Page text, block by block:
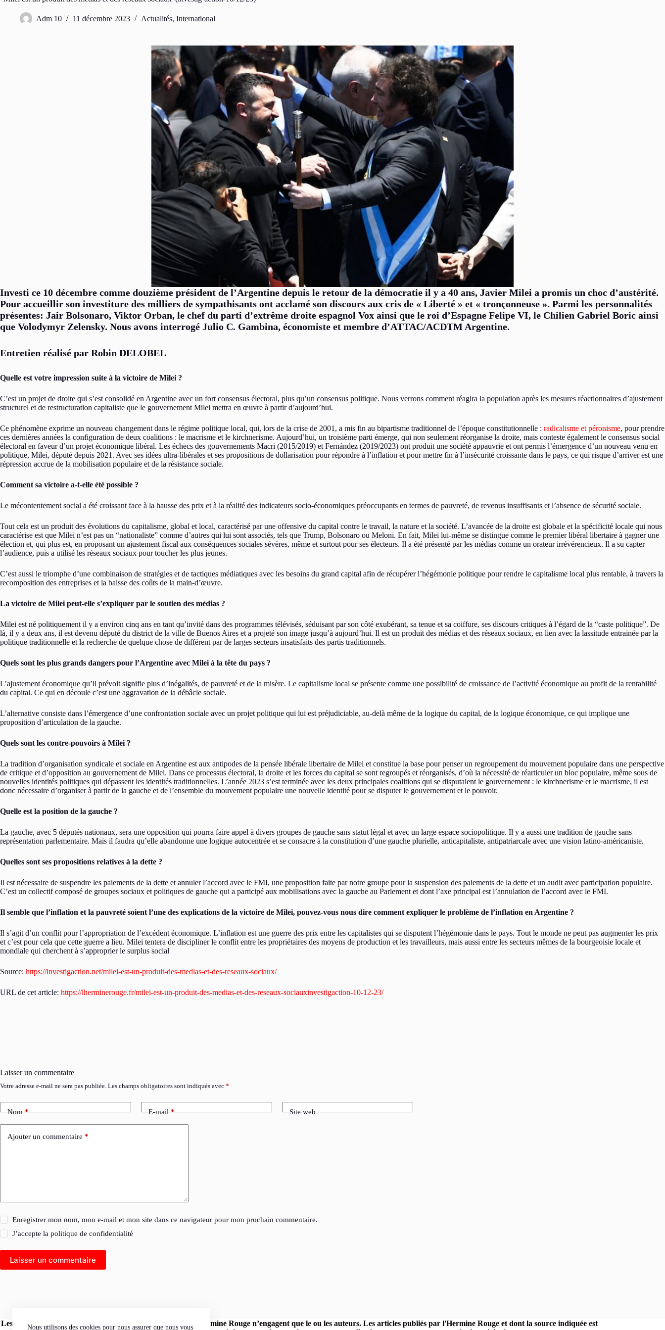
Nous utilisons des cookies pour nous assurer que nous vous
Adm 10 11 décembre 2023 Actualités, International
Investi ce 10 décembre comme douzième président de l’Argentine depuis le retour de la démocratie il y a 40 ans, Javier Milei a promis un choc d’austérité.
Pour accueillir son investiture des milliers de sympathisants ont acclamé son discours aux cris de « Liberté » et « tronçonneuse ». Parmi les personnalités
présentes: Jair Bolsonaro, Viktor Orban, le chef du parti d’extrême droite espagnol Vox ainsi que le roi d’Espagne Felipe VI, le Chilien Gabriel Boric ainsi
que Volodymyr Zelensky. Nous avons interrogé Julio C. Gambina, économiste et membre d’ATTAC/ACDTM Argentine.
Entretien réalisé par Robin DELOBEL
Quelle est votre impression suite à la victoire de Milei ?
C’est un projet de droite qui s’est consolidé en Argentine avec un fort consensus électoral, plus qu’un consensus politique. Nous verrons comment réagira la population après les mesures réactionnaires d’ajustement
structurel et de restructuration capitaliste que le gouvernement Milei mettra en œuvre à partir d’aujourd’hui.
Ce phénomène exprime un nouveau changement dans le régime politique local, qui, lors de la crise de 2001, a mis fin au bipartisme traditionnel de l’époque constitutionnelle : radicalisme et péronisme, pour prendre
ces dernières années la configuration de deux coalitions : le macrisme et le kirchnerisme. Aujourd’hui, un troisième parti émerge, qui non seulement réorganise la droite, mais conteste également le consensus social
électoral en faveur d’un projet économique libéral. Les échecs des gouvernements Macri (2015/2019) et Fernández (2019/2023) ont produit une société appauvrie et ont permis l’émergence d’un nouveau venu en
politique, Milei, député depuis 2021. Avec ses idées ultra-libérales et ses propositions de dollarisation pour répondre à l’inflation et pour mettre fin à l’insécurité croissante dans le pays, ce qui risque d’arriver est une
répression accrue de la mobilisation populaire et de la résistance sociale.
Comment sa victoire a-t-elle été possible ?
Le mécontentement social a été croissant face à la hausse des prix et à la réalité des indicateurs socio-économiques préoccupants en termes de pauvreté, de revenus insuffisants et l’absence de sécurité sociale.
Tout cela est un produit des évolutions du capitalisme, global et local, caractérisé par une offensive du capital contre le travail, la nature et la société. L’avancée de la droite est globale et la spécificité locale qui nous
caractérise est que Milei n’est pas un “nationaliste” comme d’autres qui lui sont associés, tels que Trump, Bolsonaro ou Meloni. En fait, Milei lui-même se distingue comme le premier libéral libertaire à gagner une
élection et, qui plus est, en proposant un ajustement fiscal aux conséquences sociales sévères, même et surtout pour ses électeurs. Il a été présenté par les médias comme un orateur irrévérencieux. Il a su capter
l’audience, puis a utilisé les réseaux sociaux pour toucher les plus jeunes.
C’est aussi le triomphe d’une combinaison de stratégies et de tactiques médiatiques avec les besoins du grand capital afin de récupérer l’hégémonie politique pour rendre le capitalisme local plus rentable, à travers la
recomposition des entreprises et la baisse des coûts de la main-d’œuvre.
La victoire de Milei peut-elle s’expliquer par le soutien des médias ?
Milei est né politiquement il y a environ cinq ans en tant qu’invité dans des programmes télévisés, séduisant par son côté exubérant, sa tenue et sa coiffure, ses discours critiques à l’égard de la “caste politique”. De
là, il y a deux ans, il est devenu député du district de la ville de Buenos Aires et a projeté son image jusqu’à aujourd’hui. Il est un produit des médias et des réseaux sociaux, en lien avec la lassitude entrainée par la
politique traditionnelle et la recherche de quelque chose de différent par de larges secteurs insatisfaits des partis traditionnels.
Quels sont les plus grands dangers pour l’Argentine avec Milei à la tête du pays ?
L’ajustement économique qu’il prévoit signifie plus d’inégalités, de pauvreté et de la misère. Le capitalisme local se présente comme une possibilité de croissance de l’activité économique au profit de la rentabilité
du capital. Ce qui en découle c’est une aggravation de la débâcle sociale.
L’alternative consiste dans l’émergence d’une confrontation sociale avec un projet politique qui lui est préjudiciable, au-delà même de la logique du capital, de la logique économique, ce qui implique une
proposition d’articulation de la gauche.
Quels sont les contre-pouvoirs à Milei ?
La tradition d’organisation syndicale et sociale en Argentine est aux antipodes de la pensée libérale libertaire de Milei et constitue la base pour penser un regroupement du mouvement populaire dans une perspective
de critique et d’opposition au gouvernement de Milei. Dans ce processus électoral, la droite et les forces du capital se sont regroupés et réorganisés, d’où la nécessité de réarticuler un bloc populaire, même sous de
nouvelles identités politiques qui dépassent les identités traditionnelles. L’année 2023 s’est terminée avec les deux principales coalitions qui se disputaient le gouvernement : le kirchnerisme et le macrisme, il est
donc nécessaire d’organiser à partir de la gauche et de l’ensemble du mouvement populaire une nouvelle identité pour se disputer le gouvernement et le pouvoir.
Quelle est la position de la gauche ?
La gauche, avec 5 députés nationaux, sera une opposition qui pourra faire appel à divers groupes de gauche sans statut légal et avec un large espace sociopolitique. Il y a aussi une tradition de gauche sans
représentation parlementaire. Mais il faudra qu’elle abandonne une logique autocentrée et se consacre à la constitution d’une gauche plurielle, anticapitaliste, antipatriarcale avec une vision latino-américaniste.
Quelles sont ses propositions relatives à la dette ?
Il est nécessaire de suspendre les paiements de la dette et annuler l’accord avec le FMI, une proposition faite par notre groupe pour la suspension des paiements de la dette et un audit avec participation populaire.
C’est un collectif composé de groupes sociaux et politiques de gauche qui a participé aux mobilisations avec la gauche au Parlement et dont l’axe principal est l’annulation de l’accord avec le FMI.
Il semble que l’inflation et la pauvreté soient l’une des explications de la victoire de Milei, pouvez-vous nous dire comment expliquer le problème de l’inflation en Argentine ?
Il s’agit d’un conflit pour l’appropriation de l’excédent économique. L’inflation est une guerre des prix entre les capitalistes qui se disputent l’hégémonie dans le pays. Tout le monde ne peut pas augmenter les prix
et c’est pour cela que cette guerre a lieu. Milei tentera de discipliner le conflit entre les propriétaires des moyens de production et les travailleurs, mais aussi entre les secteurs mêmes de la bourgeoisie locale et
mondiale qui cherchent à s’approprier le surplus social
Source: https://investigaction.net/milei-est-un-produit-des-medias-et-des-reseaux-sociaux/
URL de cet article: https://lherminerouge.fr/milei-est-un-produit-des-medias-et-des-reseaux-sociauxinvestigaction-10-12-23/
Laisser un commentaire
Votre adresse e-mail ne sera pas publiée. Les champs obligatoires sont indiqués avec *
Nom* E-mail* Site web
Ajouter un commentaire *
Enregistrer mon nom, mon e-mail et mon site dans ce navigateur pour mon prochain commentaire.
J’accepte lapolitique de confidentialité
Laisser un commentaire
Les opinions exprimées dans les articles publiés sur le site l'Hermine Rouge n’engagent que le ou les auteurs. Les articles publiés par l'Hermine Rouge et dont la source indiquée est